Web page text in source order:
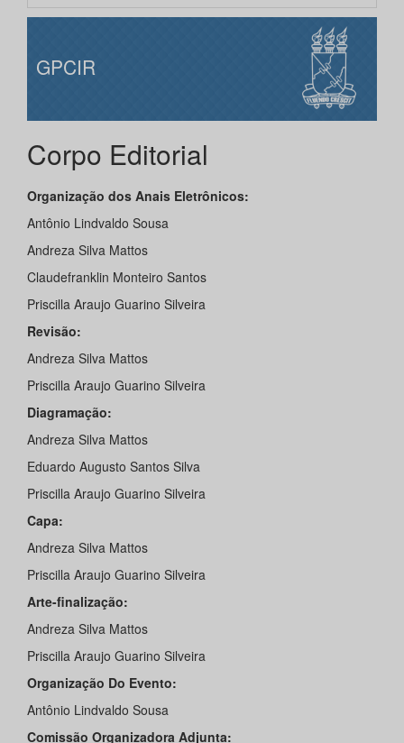
GPCIR
Corpo Editorial
Organização dos Anais Eletrônicos:
Antônio Lindvaldo Sousa
Andreza Silva Mattos
Claudefranklin Monteiro Santos
Priscilla Araujo Guarino Silveira
Revisão:
Andreza Silva Mattos
Priscilla Araujo Guarino Silveira
Diagramação:
Andreza Silva Mattos
Eduardo Augusto Santos Silva
Priscilla Araujo Guarino Silveira
Capa:
Andreza Silva Mattos
Priscilla Araujo Guarino Silveira
Arte-finalização:
Andreza Silva Mattos
Priscilla Araujo Guarino Silveira
Organização Do Evento:
Antônio Lindvaldo Sousa
Comissão Organizadora Adjunta: